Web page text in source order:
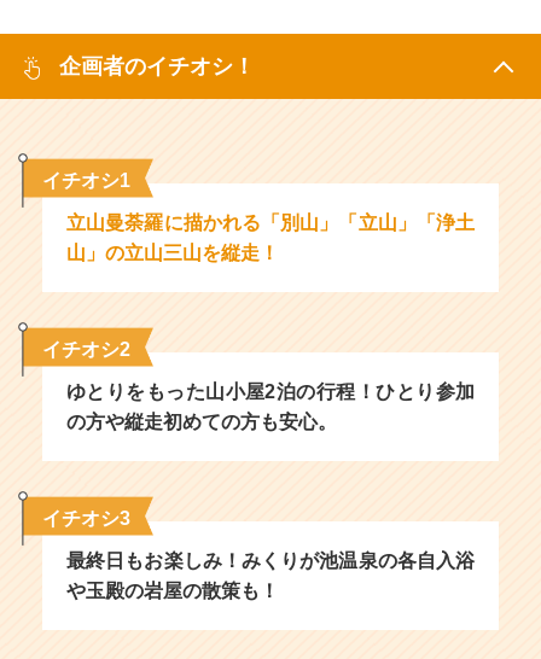
企画者のイチオシ！
イチオシ1
立山曼荼羅に描かれる「別山」「立山」「浄土
山」の立山三山を縦走！
イチオシ2
ゆとりをもった山小屋2泊の行程！ひとり参加
の方や縦走初めての方も安心。
イチオシ3
最終日もお楽しみ！みくりが池温泉の各自入浴
や玉殿の岩屋の散策も！